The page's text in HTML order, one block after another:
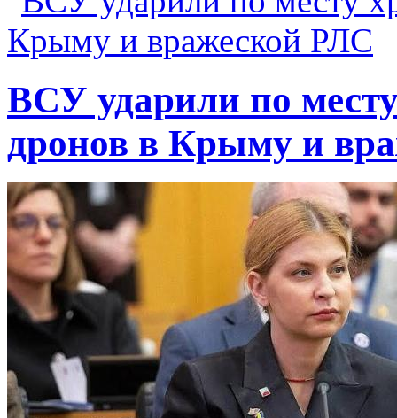
ВСУ ударили по
дронов в Крыму и